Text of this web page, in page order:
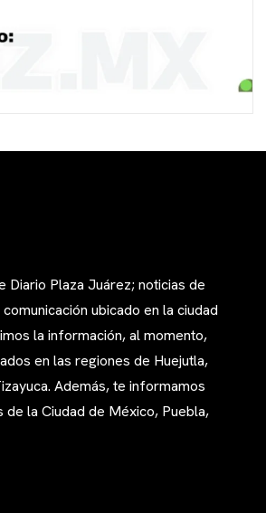
Diario Plaza Juárez; noticias de
ubicado en la ciudad
la información, al momento,
en las regiones de Huejutla,
Además, te informamos
la Ciudad de México, Puebla,